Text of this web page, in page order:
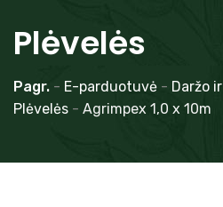
Plėvelės
Pagr. - E-parduotuvė - Daržo
Plėvelės - Agrimpex 1,0 x 10m